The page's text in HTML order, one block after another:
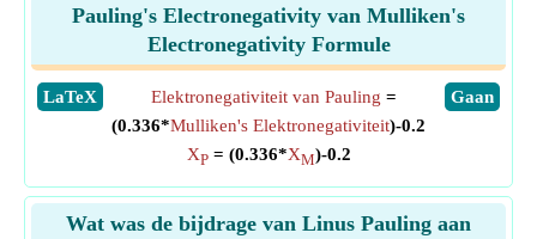
Pauling's Electronegativity van Mulliken's
Electronegativity Formule
​LaTeX ​Gaan
Elektronegativiteit van Pauling =
(0.336*Mulliken's Elektronegativiteit)-0.2
XP= (0.336*XM)-0.2
Wat was de bijdrage van Linus Pauling aan